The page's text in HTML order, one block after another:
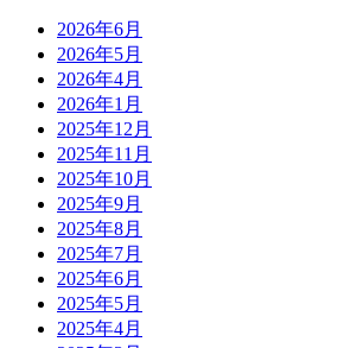
2026年6月
2026年5月
2026年4月
2026年1月
2025年12月
2025年11月
2025年10月
2025年9月
2025年8月
2025年7月
2025年6月
2025年5月
2025年4月